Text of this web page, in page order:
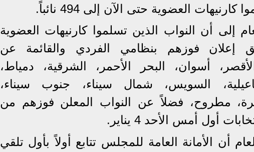
العضوية حتى الآن إلى 494 نائباً.
إلى أن النواب الذين تسلموا كارنيهات العضوية
إعلان فوزهم بنظامي الفردي والقائمة عن
أسوان، البحر الأحمر، الشرقية، دمياط،
السويس، شمال سيناء، جنوب سيناء،
مطروح، فضلاً عن النواب المعلن فوزهم من
أول أمس الأحد 4 يناير.
أن الأمانة العامة للمجلس تتابع أولاً بأول تلقي